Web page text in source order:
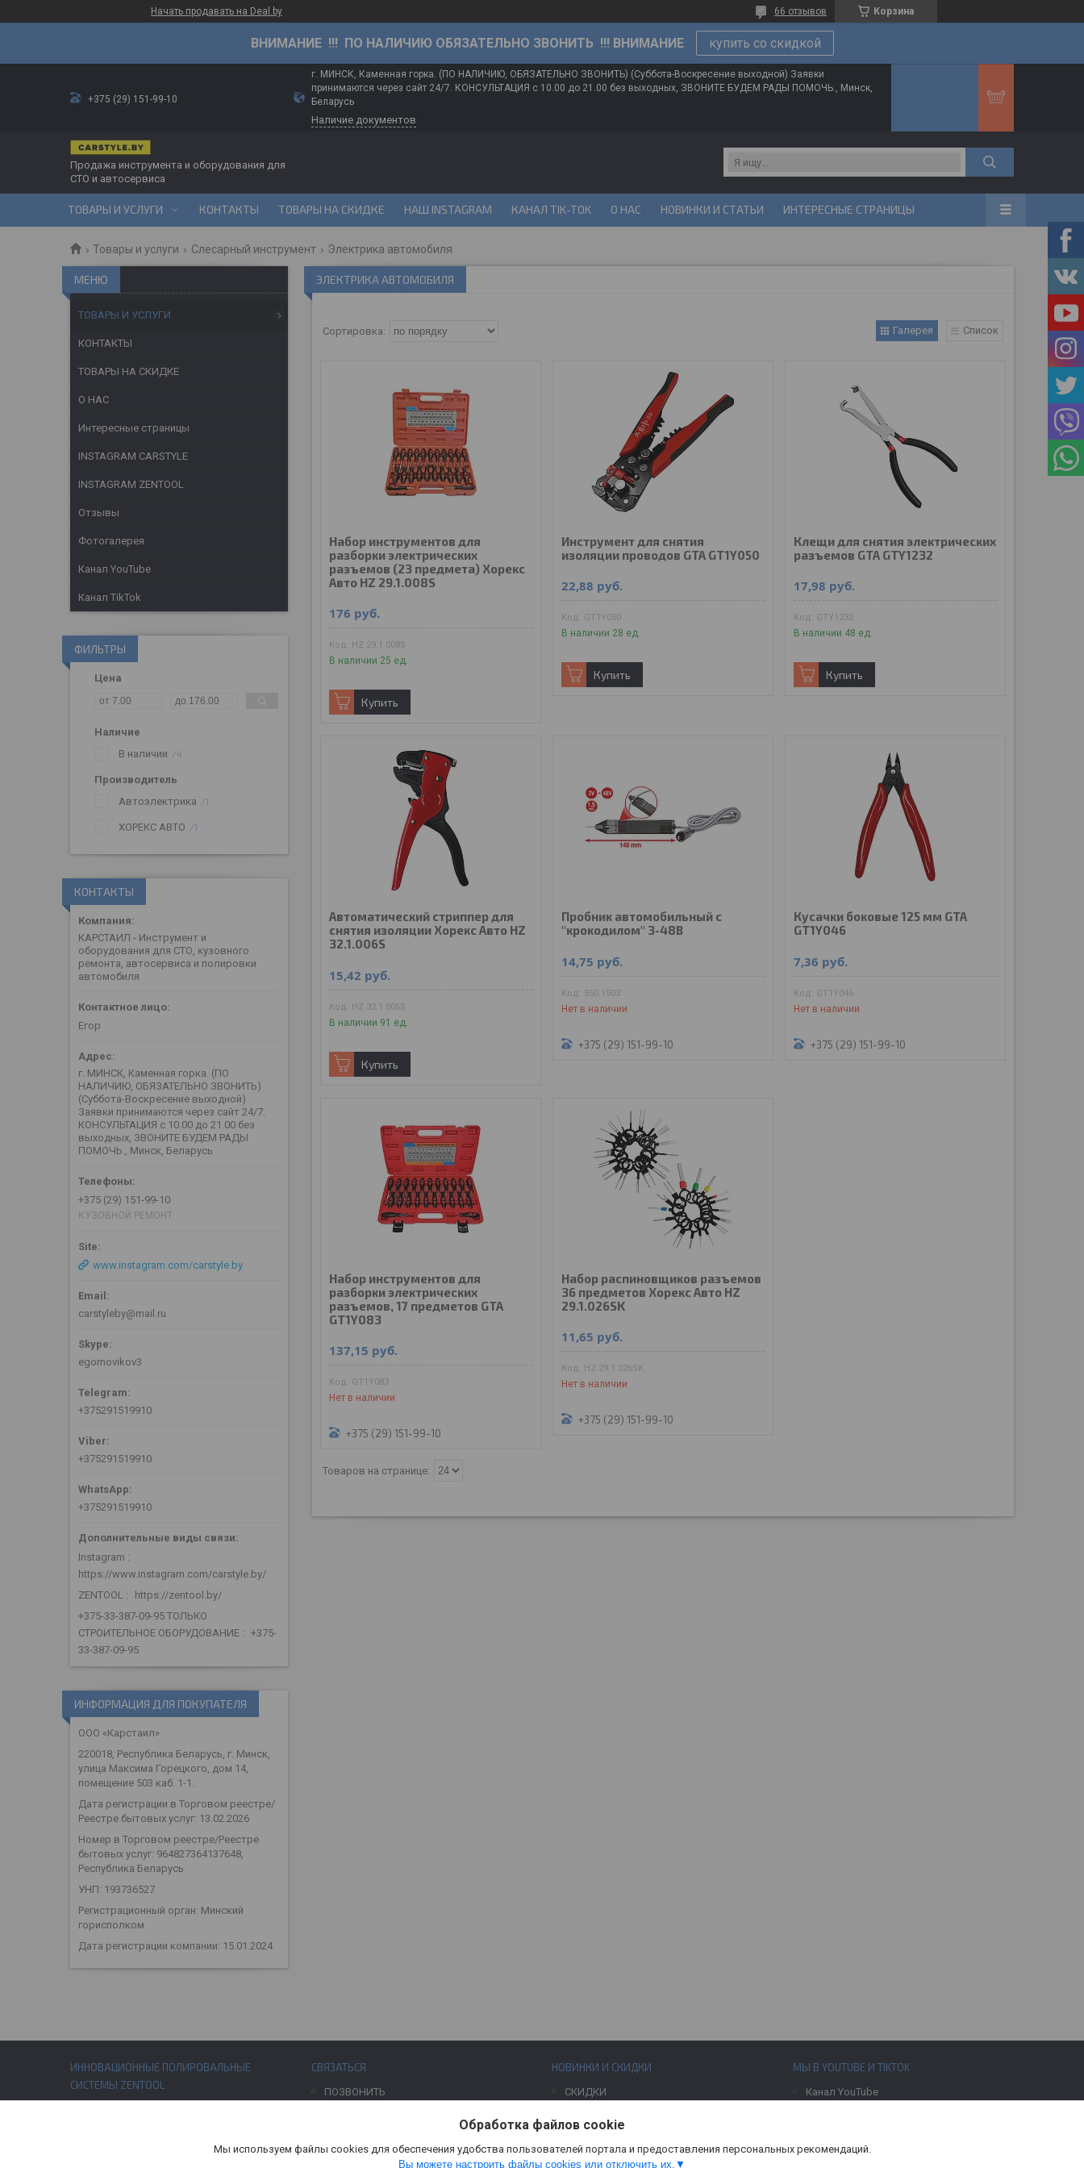
Начать продавать на Deal.by Корзина
66 отзывов
ВНИМАНИЕ !!! ПО НАЛИЧИЮ ОБЯЗАТЕЛЬНО ЗВОНИТЬ !!! ВНИМАНИЕ купить со скидкой
+375 (29) 151-99-10
г. МИНСК, Каменная горка. (ПО НАЛИЧИЮ, ОБЯЗАТЕЛЬНО ЗВОНИТЬ) (Суббота-Воскресение выходной) Заявки
принимаются через сайт 24/7. КОНСУЛЬТАЦИЯ с 10.00 до 21.00 без выходных, ЗВОНИТЕ БУДЕМ РАДЫ ПОМОЧЬ., Минск,
Беларусь
Наличие документов
Продажа инструмента и оборудования для
СТО и автосервиса
ТОВАРЫ И УСЛУГИ КОНТАКТЫ ТОВАРЫ НА СКИДКЕ НАШ INSTAGRAM КАНАЛ TIK-TOK О НАС НОВИНКИ И СТАТЬИ ИНТЕРЕСНЫЕ СТРАНИЦЫ
Товары и услуги Слесарный инструмент Электрика автомобиля
ЭЛЕКТРИКА АВТОМОБИЛЯ
Галерея Список
Набор инструментов для
разборки электрических
разъемов (23 предмета) Хорекс
Авто HZ 29.1.008S
176 руб.
HZ 29.1.008S
В наличии 25 ед.
Купить
Инструмент для снятия
изоляции проводов GTA GT1Y050
22,88 руб.
GT1Y050
В наличии 28 ед.
Купить
Клещи для снятия электрических
разъемов GTA GTY1232
17,98 руб.
GTY1232
В наличии 48 ед.
Купить
Автоматический стриппер для
снятия изоляции Хорекс Авто HZ
32.1.006S
15,42 руб.
HZ 32.1.006S
В наличии 91 ед.
Купить
Пробник автомобильный с
''крокодилом'' 3-48В
14,75 руб.
550.1503
Нет в наличии
+375 (29) 151-99-10
Кусачки боковые 125 мм GTA
GT1Y046
7,36 руб.
GT1Y046
Нет в наличии
+375 (29) 151-99-10
Набор инструментов для
разборки электрических
разъемов, 17 предметов GTA
GT1Y083
137,15 руб.
GT1Y083
Нет в наличии
+375 (29) 151-99-10
Набор распиновщиков разъемов
36 предметов Хорекс Авто HZ
29.1.026SK
11,65 руб.
HZ 29.1.026SK
Нет в наличии
+375 (29) 151-99-10
ТОВАРЫ И УСЛУГИ
КОНТАКТЫ
ТОВАРЫ НА СКИДКЕ
О НАС
Интересные страницы
INSTAGRAM CARSTYLE
INSTAGRAM ZENTOOL
Отзывы
Фотогалерея
Канал YouTube
Канал TikTok
ФИЛЬТРЫ
Цена
Наличие
В наличии
4
Производитель
Автоэлектрика
1
ХОРЕКС АВТО 1
КОНТАКТЫ
КАРСТАИЛ - Инструмент и
оборудования для СТО, кузовного
ремонта, автосервиса и полировки
автомобиля
Егор
г. МИНСК, Каменная горка. (ПО
НАЛИЧИЮ, ОБЯЗАТЕЛЬНО ЗВОНИТЬ)
(Суббота-Воскресение выходной)
Заявки принимаются через сайт 24/7.
КОНСУЛЬТАЦИЯ с 10.00 до 21.00 без
выходных, ЗВОНИТЕ БУДЕМ РАДЫ
ПОМОЧЬ., Минск, Беларусь
+375 (29) 151-99-10
КУЗОВНОЙ РЕМОНТ
www.instagram.com/carstyle.by
carstyleby@mail.ru
egornovikov3
+375291519910
+375291519910
+375291519910
Instagram
https://www.instagram.com/carstyle.by/
ZENTOOL
https://zentool.by/
+375-33-387-09-95 ТОЛЬКО
СТРОИТЕЛЬНОЕ ОБОРУДОВАНИЕ
+375-
33-387-09-95
ИНФОРМАЦИЯ ДЛЯ ПОКУПАТЕЛЯ
ООО «Карстаил»
220018, Республика Беларусь, г. Минск,
улица Максима Горецкого, дом 14,
помещение 503 каб. 1-1.
Дата регистрации в Торговом реестре/
Реестре бытовых услуг: 13.02.2026
Номер в Торговом реестре/Реестре
бытовых услуг: 964827364137648,
Республика Беларусь
УНП: 193736527
Регистрационный орган: Минский
горисполком
Дата регистрации компании: 15.01.2024
ИННОВАЦИОННЫЕ ПОЛИРОВАЛЬНЫЕ
СИСТЕМЫ ZENTOOL
СВЯЗАТЬСЯ
ПОЗВОНИТЬ
НОВИНКИ И СКИДКИ
СКИДКИ
МЫ В YOUTUBE И TIKTOK
Канал YouTube
Обработка файлов cookie
Мы используем файлы cookies для обеспечения удобства пользователей портала и предоставления персональных рекомендаций.
Вы можете настроить файлы cookies или отключить их.